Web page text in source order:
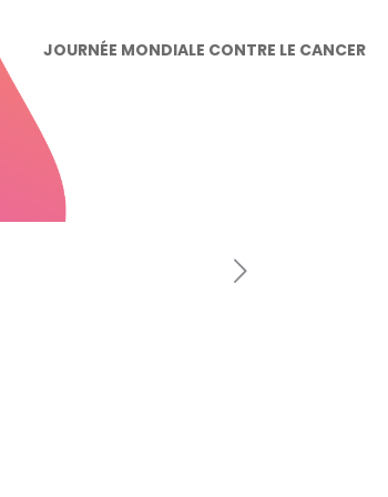
JOURNÉE MONDIALE CONTRE LE CANCER